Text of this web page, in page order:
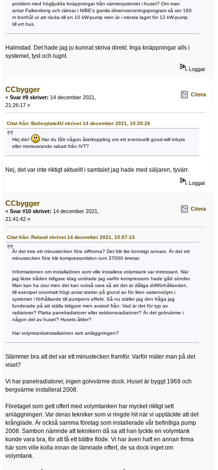
problem med högljudda knäppningar från värmesystemet i huset? Om man
antar Falkenberg och räknar i NIBE's gamla dimensioneringsprogram så ser 160
m borrhål ut att räcka till en 10 kW-pump men är i minsta laget för 12 kW-pump
till ert hus.
Halmstad. Det hade jag ju kunnat skriva direkt. Inga knäppningar alls i
systemet, tyst och lugnt.
Loggat
CCbygger
« Svar #9 skrivet: 14 december 2021,
21:26:17 »
Citera
Citat från: Boilerplate4U skrivet 14 december 2021, 15:35:26
Hej där!
Har du fått någon återkoppling om ett eventuellt good-will inbyte
eller motsvarande rabatt från IVT?
Nej, det var inte riktigt aktuellt i samtalet jag hade med säljaren, tyvärr.
Loggat
CCbygger
« Svar #10 skrivet: 14 december 2021,
21:41:42 »
Citera
Citat från: Roland skrivet 14 december 2021, 15:57:13
Är det inte ett minustecken före siffrorna? Det blir lite konstigt annars. Är det ett
minustecken före blir kompressortiden runt 37000 timmar.
Informationen om installatören som ville installera volymtank var intressant. När
jag läste tråden tidigare idag undrade jag varför kompressorn hade gått sönder.
Man kan ha otur men det kan också vara så att det är dåliga driftförhållanden,
till exempel onormalt högt antal starter på grund av för liten vattenvolym i
systemet i förhållande till pumpens effekt. Så nu ställer jag den fråga jag
funderade på att ställa tidigare men avstod från: Vad är det för typ av
radiatorer? Platta panelradiatorer eller sektionsradiatorer? Är det golvvärme i
någon del av huset? Husets ålder?
Har volymtanksinstallatören sett anläggningen?
Stämmer bra att det var ett minustecken framför. Varför mäter man på det
viset?
Vi har panelradiatorer, ingen golvvärme dock. Huset är byggt 1969 och
bergvärme installerat 2008.
Företaget som gett offert med volymtanken har mycket riktigt sett
anläggningen. Var deras tekniker som vi ringde hit när vi upptäckte att det
krånglade. Är också samma företag som installerade vår befintliga pump
2008. Sambon nämnde att teknikern då sa att han tyckte en volymtank
kunde vara bra, för att få ett bättre flöde. Vi har även haft en annan firma
här som ville kolla innan de lämnade offert, de sa dock inget om
volymtank.